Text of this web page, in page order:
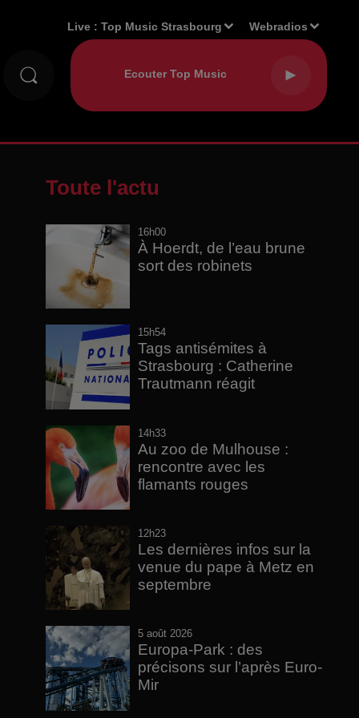
Live :Top Music Strasbourg Webradios
Toute l'actu
16h00
À Hoerdt, de l’eau brune
sort des robinets
15h54
Tags antisémites à
Strasbourg : Catherine
Trautmann réagit
14h33
Au zoo de Mulhouse :
rencontre avec les
flamants rouges
12h23
Les dernières infos sur la
venue du pape à Metz en
septembre
5 août 2026
Europa-Park : des
précisons sur l’après Euro-
Mir